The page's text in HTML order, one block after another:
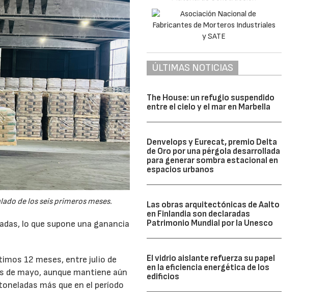
de los seis primeros meses.
lo que supone una ganancia
12 meses, entre julio de
mayo, aunque mantiene aún
más que en el período
ÚLTIMAS NOTICIAS
The House: un refugio suspendido
entre el cielo y el mar en Marbella
Denvelops y Eurecat, premio Delta
de Oro por una pérgola desarrollada
para generar sombra estacional en
espacios urbanos
Las obras arquitectónicas de Aalto
en Finlandia son declaradas
Patrimonio Mundial por la Unesco
El vidrio aislante refuerza su papel
en la eficiencia energética de los
edificios